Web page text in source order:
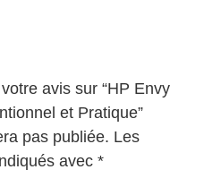
avis sur “HP Envy
et Pratique”
pas publiée. Les
avec *